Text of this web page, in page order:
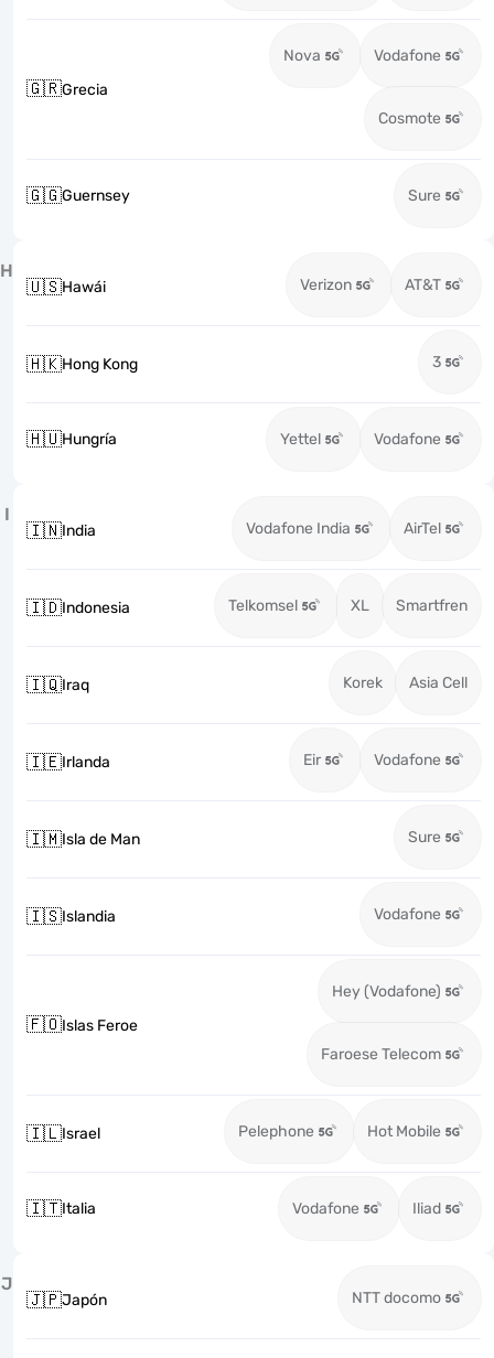
🇬🇷Grecia
Nova Vodafone
Cosmote
🇬🇬Guernsey Sure
H
🇺🇸Hawái Verizon AT&T
🇭🇰Hong Kong 3
🇭🇺Hungría Yettel Vodafone
I
🇮🇳India Vodafone India AirTel
🇮🇩Indonesia Telkomsel XL Smartfren
🇮🇶Iraq Korek Asia Cell
🇮🇪Irlanda Eir Vodafone
🇮🇲Isla de Man Sure
🇮🇸Islandia Vodafone
🇫🇴Islas Feroe
Hey (Vodafone)
Faroese Telecom
🇮🇱Israel Pelephone Hot Mobile
🇮🇹Italia Vodafone Iliad
J
🇯🇵Japón NTT docomo